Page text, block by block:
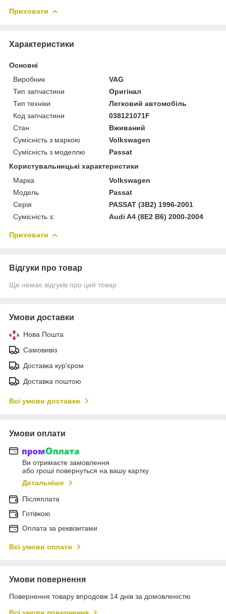
Приховати
Характеристики
Основні
Виробник
VAG
Тип запчастини
Оригінал
Тип техніки
Легковий автомобіль
Код запчастини
038121071F
Стан
Вживаний
Сумісність з маркою
Volkswagen
Сумісність з моделлю
Passat
Користувальницькі характеристики
Марка
Volkswagen
Модель
Passat
Серія
PASSAT (3B2) 1996-2001
Сумісність з:
Audi A4 (8E2 B6) 2000-2004
Приховати
Відгуки про товар
Ще немає відгуків про цей товар
Умови доставки
Нова Пошта
Самовивіз
Доставка кур'єром
Доставка поштою
Всі умови доставки
Умови оплати
Ви отримаєте замовлення
або гроші повернуться на вашу картку
Детальніше
Післяплата
Готівкою
Оплата за реквізитами
Всі умови оплати
Умови повернення
Повернення товару впродовж 14 днів за домовленістю